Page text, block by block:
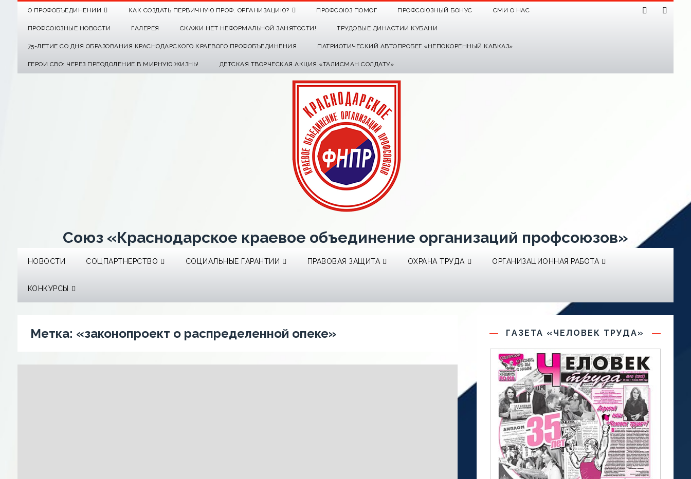
О ПРОФОБЪЕДИНЕНИИ КАК СОЗДАТЬ ПЕРВИЧНУЮ ПРОФ. ОРГАНИЗАЦИЮ? ПРОФСОЮЗ ПОМОГ ПРОФСОЮЗНЫЙ БОНУС СМИ О НАС
ПРОФСОЮЗНЫЕ НОВОСТИ ГАЛЕРЕЯ СКАЖИ НЕТ НЕФОРМАЛЬНОЙ ЗАНЯТОСТИ! ТРУДОВЫЕ ДИНАСТИИ КУБАНИ
75-ЛЕТИЕ СО ДНЯ ОБРАЗОВАНИЯ КРАСНОДАРСКОГО КРАЕВОГО ПРОФОБЪЕДИНЕНИЯ ПАТРИОТИЧЕСКИЙ АВТОПРОБЕГ «НЕПОКОРЕННЫЙ КАВКАЗ»
ГЕРОИ СВО: ЧЕРЕЗ ПРЕОДОЛЕНИЕ В МИРНУЮ ЖИЗНЬ! ДЕТСКАЯ ТВОРЧЕСКАЯ АКЦИЯ «ТАЛИСМАН СОЛДАТУ»
Союз «Краснодарское краевое объединение организаций профсоюзов»
НОВОСТИ СОЦПАРТНЕРСТВО СОЦИАЛЬНЫЕ ГАРАНТИИ ПРАВОВАЯ ЗАЩИТА ОХРАНА ТРУДА ОРГАНИЗАЦИОННАЯ РАБОТА
КОНКУРСЫ
Метка: «законопроект о распределенной опеке» ГАЗЕТА «ЧЕЛОВЕК ТРУДА»